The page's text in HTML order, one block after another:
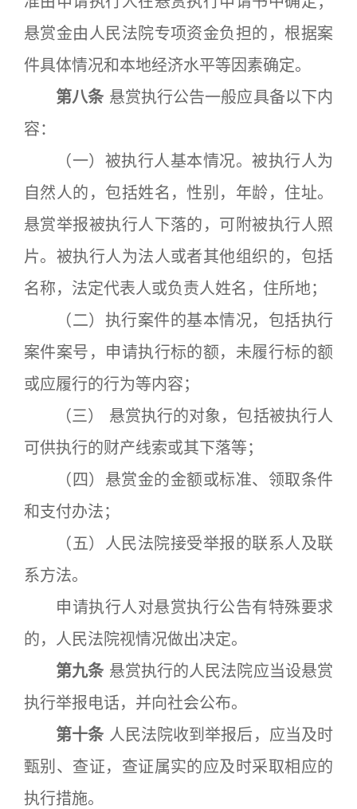
悬赏金由人民法院专项资金负担的，根据案
件具体情况和本地经济水平等因素确定。
第八条 悬赏执行公告一般应具备以下内
容：
（一）被执行人基本情况。被执行人为
自然人的，包括姓名，性别，年龄，住址。
悬赏举报被执行人下落的，可附被执行人照
片。被执行人为法人或者其他组织的，包括
名称，法定代表人或负责人姓名，住所地；
（二）执行案件的基本情况，包括执行
案件案号，申请执行标的额，未履行标的额
或应履行的行为等内容；
（三） 悬赏执行的对象，包括被执行人
可供执行的财产线索或其下落等；
（四）悬赏金的金额或标准、领取条件
和支付办法；
（五）人民法院接受举报的联系人及联
系方法。
申请执行人对悬赏执行公告有特殊要求
的，人民法院视情况做出决定。
第九条 悬赏执行的人民法院应当设悬赏
执行举报电话，并向社会公布。
第十条 人民法院收到举报后，应当及时
甄别、查证，查证属实的应及时采取相应的
执行措施。